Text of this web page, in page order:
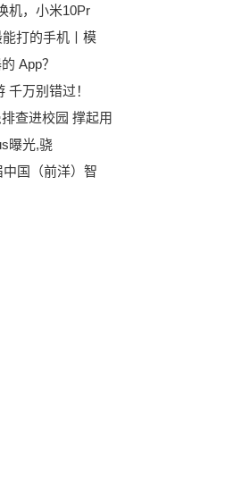
机，小米10Pr
打的手机丨模
App？
千万别错过！
查进校园 撑起用
曝光,骁
国（前洋）智